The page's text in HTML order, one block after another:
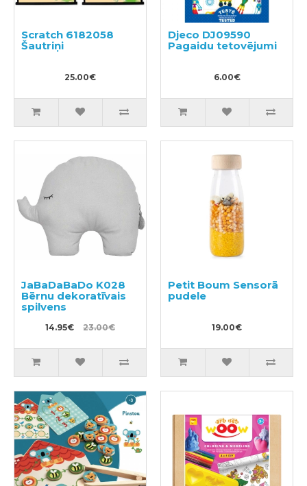
Scratch 6182058
Šautriņi
25.00€
Djeco DJ09590
Pagaidu tetovējumi
6.00€
JaBaDaBaDo K028
Bērnu dekoratīvais
spilvens
14.95€ 23.00€
Petit Boum Sensorā
pudele
19.00€